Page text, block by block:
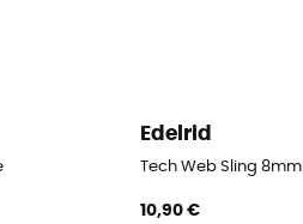
Edelrid
Tech Web Sling
10,90 €